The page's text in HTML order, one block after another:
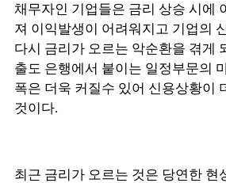
채무자인 기업들은 금리 상승 시에
져 이익발생이 어려워지고 기업의
다시 금리가 오르는 악순환을 겪게
출도 은행에서 붙이는 일정부문의
폭은 더욱 커질수 있어 신용상황이
것이다.
최근 금리가 오르는 것은 당연한 현